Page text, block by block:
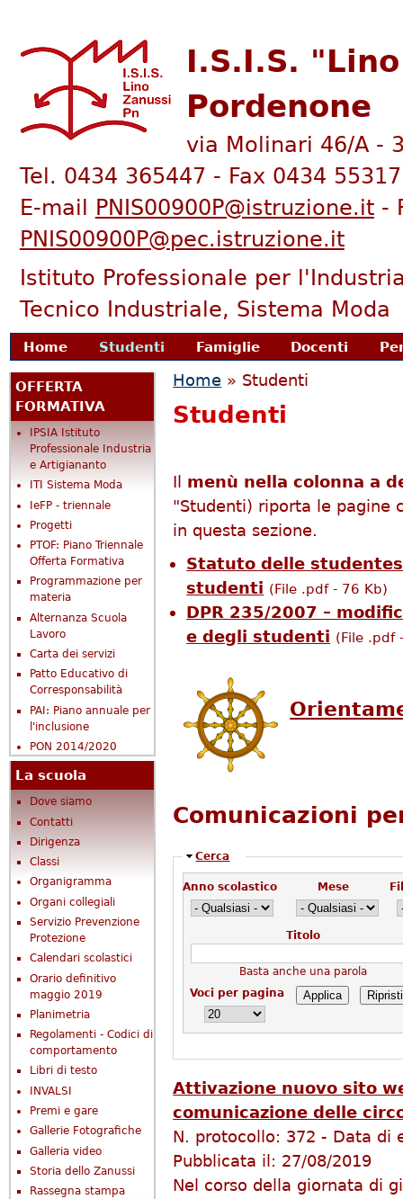
I.S.I.S.
Pordenone
via Molinari 46/A -
Tel. 0434 365447 - Fax 0434
E-mail
PNIS00900P@istruzione.it-
PNIS00900P@pec.istruzione.it
Istituto Professionale per
Tecnico Industriale, Sistema Moda
principale
Home Studenti Famiglie Docenti
Tu sei qui
Home » Studenti
Studenti
Il menù nella colonna a
"Studenti) riporta le pagine
in questa sezione.
Statuto delle
studenti (File .pdf - 76 Kb)
DPR 235/2007 –
e degli studenti (File .pdf
Comunicazioni
Nascondi
Cerca
Anno scolastico Mese
Titolo
Basta anche una parola
Voci per pagina
Attivazione nuovo sito
comunicazione delle
N. protocollo: 372 - Data di
Pubblicata il: 27/08/2019
Nel corso della giornata di
OFFERTA
FORMATIVA
IPSIA Istituto
Professionale Industria
e Artigiananto
ITI Sistema Moda
IeFP - triennale
Progetti
PTOF: Piano Triennale
Offerta Formativa
Programmazione per
materia
Alternanza Scuola
Lavoro
Carta dei servizi
Patto Educativo di
Corresponsabilità
PAI: Piano annuale per
l'inclusione
PON 2014/2020
La scuola
Dove siamo
Contatti
Dirigenza
Classi
Organigramma
Organi collegiali
Servizio Prevenzione
Protezione
Calendari scolastici
Orario definitivo
maggio 2019
Planimetria
Regolamenti - Codici di
comportamento
Libri di testo
INVALSI
Premi e gare
Gallerie Fotografiche
Galleria video
Storia dello Zanussi
Rassegna stampa